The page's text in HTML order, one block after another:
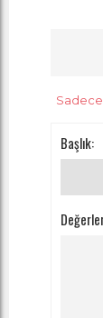
Başlık: